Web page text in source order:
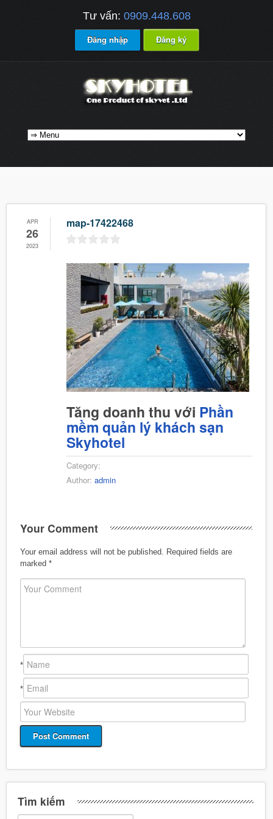
Tư vấn: 0909.448.608
Đăng nhập Đăng ký
APR
26
2023
map-17422468
Tăng doanh thu với Phần
mềm quản lý khách sạn
Skyhotel
Category:
Author: admin
Your Comment
Your email address will not be published.
Required fields are
marked *
*
*
Tìm kiếm